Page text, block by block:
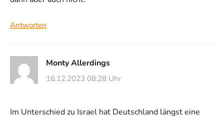
Antworten
Monty Allerdings
16.12.2023 08:28 Uhr
Im Unterschied zu Israel hat Deutschland längst eine